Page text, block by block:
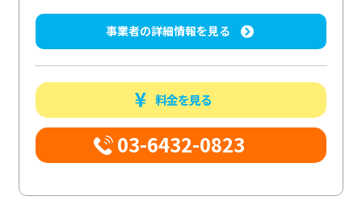
事業者の詳細情報を見る
料金を見る
03-6432-0823